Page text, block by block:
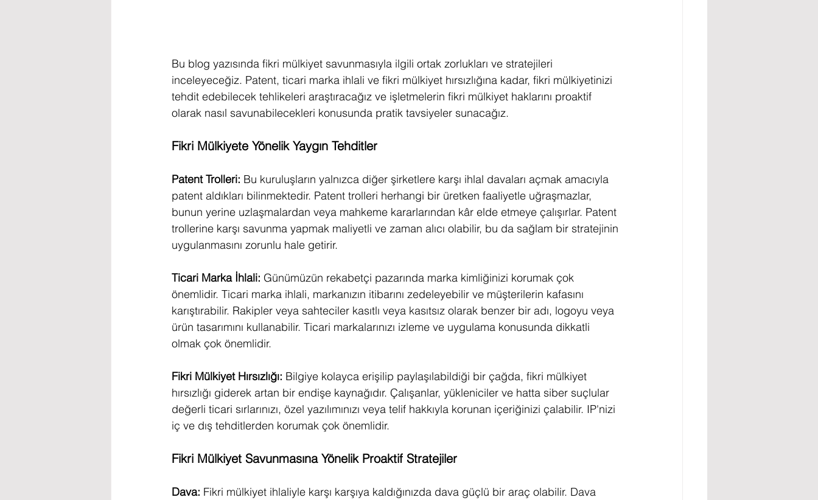
Bu blog yazısında fikri mülkiyet savunmasıyla ilgili ortak zorlukları ve stratejileri
inceleyeceğiz. Patent, ticari marka ihlali ve fikri mülkiyet hırsızlığına kadar, fikri mülkiyetinizi
tehdit edebilecek tehlikeleri araştıracağız ve işletmelerin fikri mülkiyet haklarını proaktif
olarak nasıl savunabilecekleri konusunda pratik tavsiyeler sunacağız.
Fikri Mülkiyete Yönelik Yaygın Tehditler
Patent Trolleri: Bu kuruluşların yalnızca diğer şirketlere karşı ihlal davaları açmak amacıyla
patent aldıkları bilinmektedir. Patent trolleri herhangi bir üretken faaliyetle uğraşmazlar,
bunun yerine uzlaşmalardan veya mahkeme kararlarından kâr elde etmeye çalışırlar. Patent
trollerine karşı savunma yapmak maliyetli ve zaman alıcı olabilir, bu da sağlam bir stratejinin
uygulanmasını zorunlu hale getirir.
Ticari Marka İhlali: Günümüzün rekabetçi pazarında marka kimliğinizi korumak çok
önemlidir. Ticari marka ihlali, markanızın itibarını zedeleyebilir ve müşterilerin kafasını
karıştırabilir. Rakipler veya sahteciler kasıtlı veya kasıtsız olarak benzer bir adı, logoyu veya
ürün tasarımını kullanabilir. Ticari markalarınızı izleme ve uygulama konusunda dikkatli
olmak çok önemlidir.
Fikri Mülkiyet Hırsızlığı: Bilgiye kolayca erişilip paylaşılabildiği bir çağda, fikri mülkiyet
hırsızlığı giderek artan bir endişe kaynağıdır. Çalışanlar, yükleniciler ve hatta siber suçlular
değerli ticari sırlarınızı, özel yazılımınızı veya telif hakkıyla korunan içeriğinizi çalabilir. IP'nizi
iç ve dış tehditlerden korumak çok önemlidir.
Fikri Mülkiyet Savunmasına Yönelik Proaktif Stratejiler
Dava: Fikri mülkiyet ihlaliyle karşı karşıya kaldığınızda dava güçlü bir araç olabilir. Dava